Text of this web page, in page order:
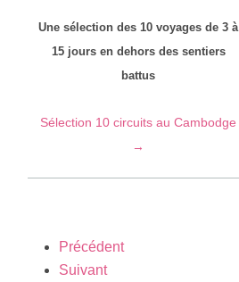
Une sélection des 10 voyages de 3 à
15 jours en dehors des sentiers
battus
Sélection 10 circuits au Cambodge
→
Précédent
Suivant